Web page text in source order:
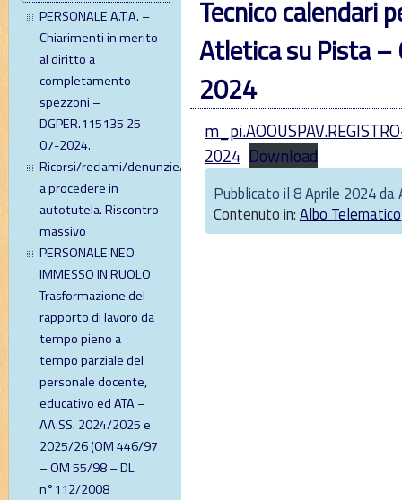
PERSONALE A.T.A. –
Chiarimenti in merito
al diritto a
completamento
spezzoni –
DGPER.115135 25-
07-2024.
Ricorsi/reclami/denunzie/diffide
a procedere in
autotutela. Riscontro
massivo
PERSONALE NEO
IMMESSO IN RUOLO
Trasformazione del
rapporto di lavoro da
tempo pieno a
tempo parziale del
personale docente,
educativo ed ATA –
AA.SS. 2024/2025 e
2025/26 (OM 446/97
– OM 55/98 – DL
n°112/2008
Tecnico calendari
Atletica su Pista –
2024
2024 Download
Pubblicato il 8 Aprile 2024 da
Contenuto in: Albo Telematico